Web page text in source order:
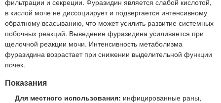
в кислой моче не диссоциирует и подвергается интенсивному
обратному всасыванию, что может усилить развитие системных
побочных реакций. Выведение фуразидина усиливается при
щелочной реакции мочи. Интенсивность метаболизма
фуразидина возрастает при снижении выделительной функции
почек.
Показания
Для местного использования: инфицированные раны,